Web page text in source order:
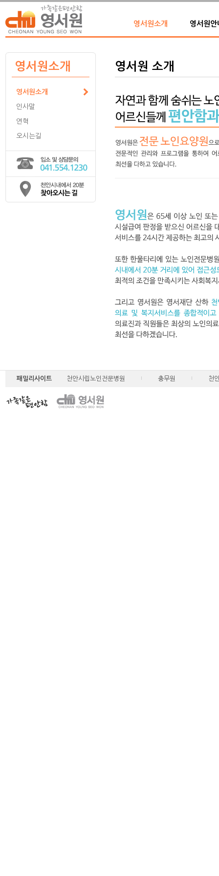
영서원소개 영서원안
영서원소개
영서원소개
인사말
연혁
오시는길
영서원 소개
패밀리사이트 천안시립노인전문병원 충무원 천